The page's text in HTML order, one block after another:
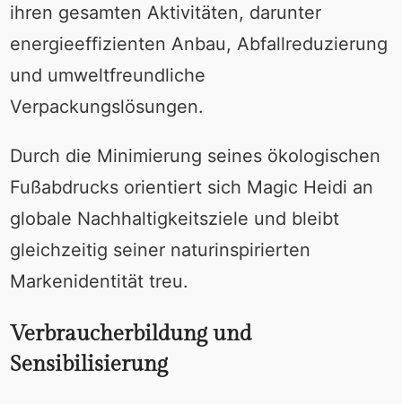
ihren gesamten Aktivitäten, darunter
energieeffizienten Anbau, Abfallreduzierung
und umweltfreundliche
Verpackungslösungen.
Durch die Minimierung seines ökologischen
Fußabdrucks orientiert sich Magic Heidi an
globale Nachhaltigkeitsziele und bleibt
gleichzeitig seiner naturinspirierten
Markenidentität treu.
Verbraucherbildung und
Sensibilisierung